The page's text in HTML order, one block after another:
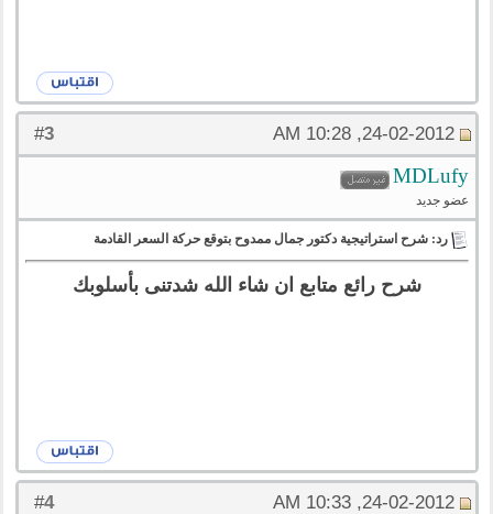
#
3 24-02-2012, 10:28 AM
MDLufy
عضو جديد
رد: شرح استراتيجية دكتور جمال ممدوح بتوقع حركة السعر القادمة
شرح رائع متابع ان شاء الله شدتنى بأسلوبك
#
4 24-02-2012, 10:33 AM